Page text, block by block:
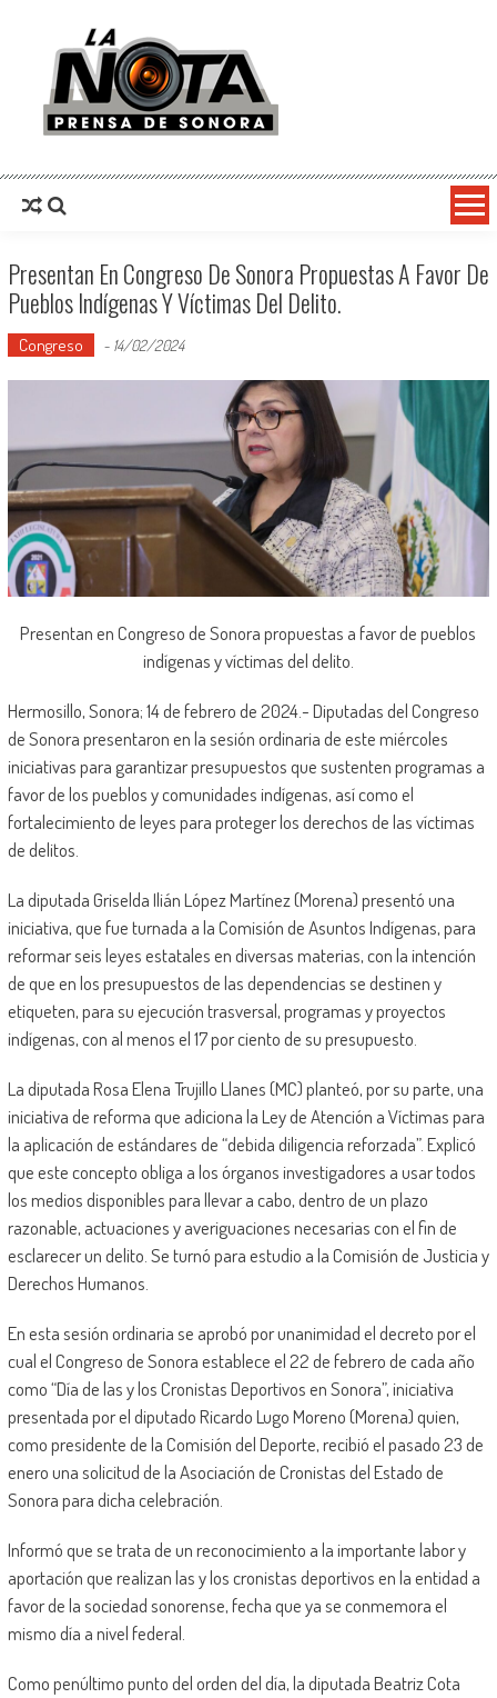
La Nota Prensa De Sonora
Presentan En Congreso De Sonora Propuestas A Favor De
Pueblos Indígenas Y Víctimas Del Delito.
Congreso - 14/02/2024
Presentan en Congreso de Sonora propuestas a favor de pueblos
indígenas y víctimas del delito.
Hermosillo, Sonora; 14 de febrero de 2024.- Diputadas del Congreso
de Sonora presentaron en la sesión ordinaria de este miércoles
iniciativas para garantizar presupuestos que sustenten programas a
favor de los pueblos y comunidades indígenas, así como el
fortalecimiento de leyes para proteger los derechos de las víctimas
de delitos.
La diputada Griselda Ilián López Martínez (Morena) presentó una
iniciativa, que fue turnada a la Comisión de Asuntos Indígenas, para
reformar seis leyes estatales en diversas materias, con la intención
de que en los presupuestos de las dependencias se destinen y
etiqueten, para su ejecución trasversal, programas y proyectos
indígenas, con al menos el 17 por ciento de su presupuesto.
La diputada Rosa Elena Trujillo Llanes (MC) planteó, por su parte, una
iniciativa de reforma que adiciona la Ley de Atención a Víctimas para
la aplicación de estándares de “debida diligencia reforzada”. Explicó
que este concepto obliga a los órganos investigadores a usar todos
los medios disponibles para llevar a cabo, dentro de un plazo
razonable, actuaciones y averiguaciones necesarias con el fin de
esclarecer un delito. Se turnó para estudio a la Comisión de Justicia y
Derechos Humanos.
En esta sesión ordinaria se aprobó por unanimidad el decreto por el
cual el Congreso de Sonora establece el 22 de febrero de cada año
como “Día de las y los Cronistas Deportivos en Sonora”, iniciativa
presentada por el diputado Ricardo Lugo Moreno (Morena) quien,
como presidente de la Comisión del Deporte, recibió el pasado 23 de
enero una solicitud de la Asociación de Cronistas del Estado de
Sonora para dicha celebración.
Informó que se trata de un reconocimiento a la importante labor y
aportación que realizan las y los cronistas deportivos en la entidad a
favor de la sociedad sonorense, fecha que ya se conmemora el
mismo día a nivel federal.
Como penúltimo punto del orden del día, la diputada Beatriz Cota